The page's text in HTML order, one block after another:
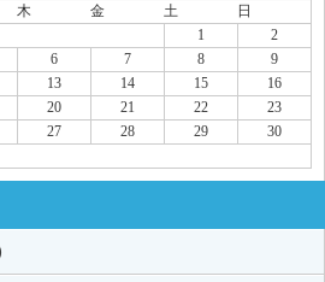
木 金 土
日
1
2
6 7 8
9
13 14 15
16
20 21 22
23
27 28 29
30